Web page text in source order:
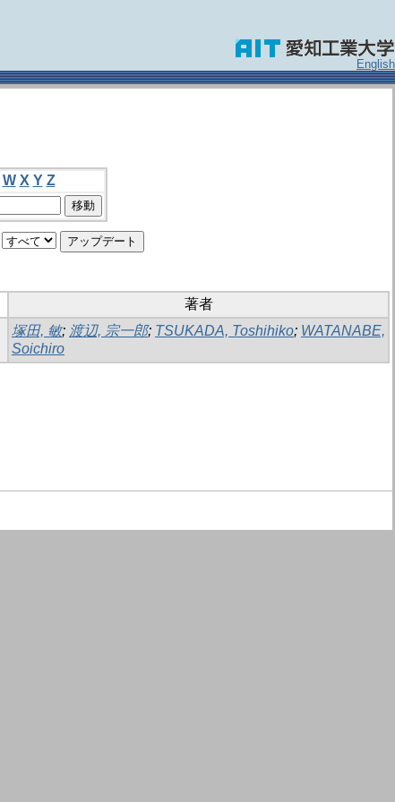
English
W X Y Z
著者
塚田, 敏; 渡辺, 宗一郎; TSUKADA, Toshihiko; WATANABE,
Soichiro